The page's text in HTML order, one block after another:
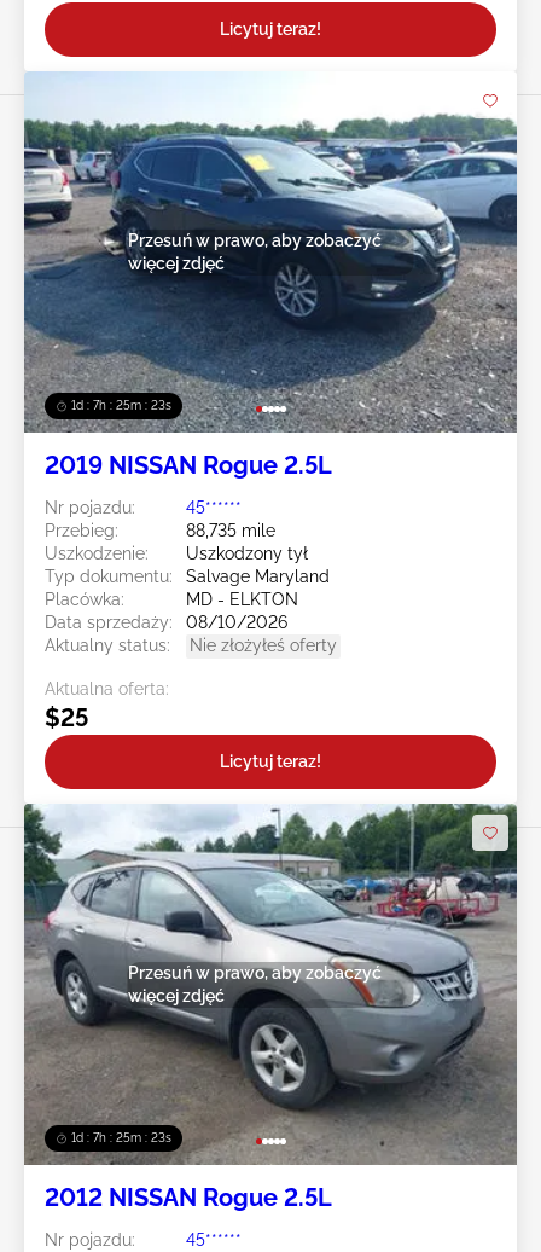
Licytuj teraz!
1d : 7h : 25m : 20s
Przesuń w prawo, aby zobaczyć
więcej zdjęć
2019 NISSAN Rogue 2.5L
Nr pojazdu:
45******
Przebieg:
88,735 mile
Uszkodzenie:
Uszkodzony tył
Typ dokumentu:
Salvage Maryland
Placówka:
MD - ELKTON
Data sprzedaży:
08/10/2026
Aktualny status:
Nie złożyłeś oferty
Aktualna oferta:
$25
Licytuj teraz!
1d : 7h : 25m : 20s
Przesuń w prawo, aby zobaczyć
więcej zdjęć
2012 NISSAN Rogue 2.5L
Nr pojazdu:
45******